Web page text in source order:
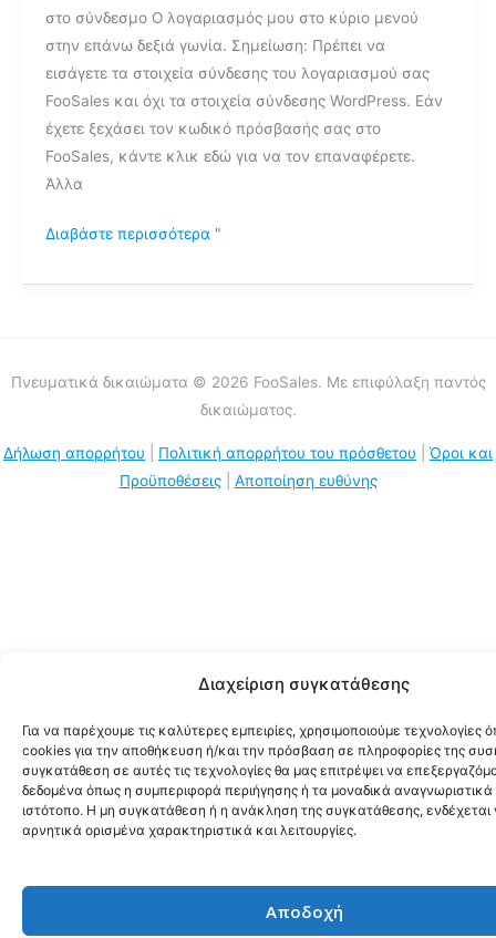
Διαχείριση συγκατάθεσης
Για να παρέχουμε τις καλύτερες εμπειρίες, χρησιμοποιούμε τεχνολογίες
cookies για την αποθήκευση ή/και την πρόσβαση σε πληροφορίες της
συγκατάθεση σε αυτές τις τεχνολογίες θα μας επιτρέψει να
δεδομένα όπως η συμπεριφορά περιήγησης ή τα μοναδικά
ιστότοπο. Η μη συγκατάθεση ή η ανάκληση της συγκατάθεσης, ενδέχεται
αρνητικά ορισμένα χαρακτηριστικά και λειτουργίες.
Αποδοχή
στο σύνδεσμο Ο λογαριασμός μου στο κύριο μενού
στην επάνω δεξιά γωνία. Σημείωση: Πρέπει να
εισάγετε τα στοιχεία σύνδεσης του λογαριασμού σας
FooSales και όχι τα στοιχεία σύνδεσης WordPress. Εάν
έχετε ξεχάσει τον κωδικό πρόσβασής σας στο
FooSales, κάντε κλικ εδώ για να τον επαναφέρετε.
Άλλα
Διαβάστε περισσότερα "
Πνευματικά δικαιώματα © 2026 FooSales. Με επιφύλαξη παντός
δικαιώματος.
Δήλωση απορρήτου Πολιτική απορρήτου του πρόσθετου
Όροι και
Προϋποθέσεις| Αποποίηση ευθύνης